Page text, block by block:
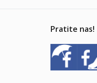
Pratite nas!